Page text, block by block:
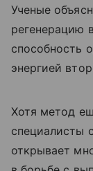
Ученые
регенерацию
способность
энергией
Хотя метод
специалисты
открывает